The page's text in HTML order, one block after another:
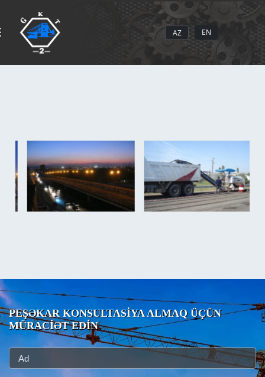
AZ EN
PEŞƏKAR KONSULTASİYA ALMAQ ÜÇÜN
MÜRACİƏT EDİN